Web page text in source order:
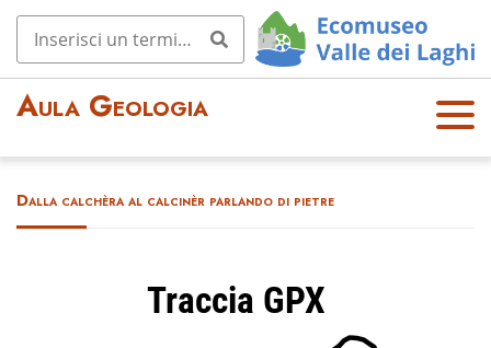
Aula Geologia
OPE
N
Dalla calchèra al calcinèr parlando di pietre